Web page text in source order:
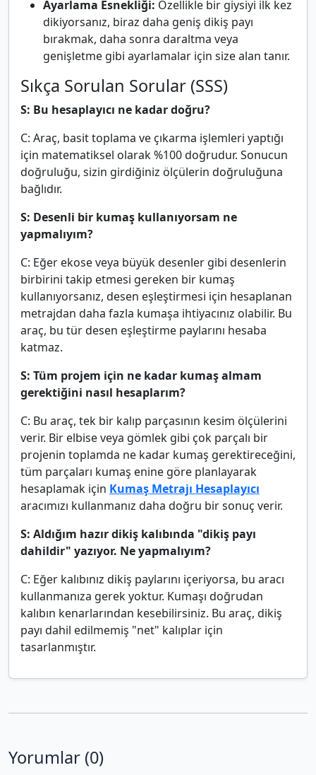
Ayarlama Esnekliği: Özellikle bir giysiyi ilk kez
dikiyorsanız, biraz daha geniş dikiş payı
bırakmak, daha sonra daraltma veya
genişletme gibi ayarlamalar için size alan tanır.
Sıkça Sorulan Sorular (SSS)
S: Bu hesaplayıcı ne kadar doğru?
C: Araç, basit toplama ve çıkarma işlemleri yaptığı
için matematiksel olarak %100 doğrudur. Sonucun
doğruluğu, sizin girdiğiniz ölçülerin doğruluğuna
bağlıdır.
S: Desenli bir kumaş kullanıyorsam ne
yapmalıyım?
C: Eğer ekose veya büyük desenler gibi desenlerin
birbirini takip etmesi gereken bir kumaş
kullanıyorsanız, desen eşleştirmesi için hesaplanan
metrajdan daha fazla kumaşa ihtiyacınız olabilir. Bu
araç, bu tür desen eşleştirme paylarını hesaba
katmaz.
S: Tüm projem için ne kadar kumaş almam
gerektiğini nasıl hesaplarım?
C: Bu araç, tek bir kalıp parçasının kesim ölçülerini
verir. Bir elbise veya gömlek gibi çok parçalı bir
projenin toplamda ne kadar kumaş gerektireceğini,
tüm parçaları kumaş enine göre planlayarak
hesaplamak için Kumaş Metrajı Hesaplayıcı
aracımızı kullanmanız daha doğru bir sonuç verir.
S: Aldığım hazır dikiş kalıbında "dikiş payı
dahildir" yazıyor. Ne yapmalıyım?
C: Eğer kalıbınız dikiş paylarını içeriyorsa, bu aracı
kullanmanıza gerek yoktur. Kumaşı doğrudan
kalıbın kenarlarından kesebilirsiniz. Bu araç, dikiş
payı dahil edilmemiş "net" kalıplar için
tasarlanmıştır.
Yorumlar (0)